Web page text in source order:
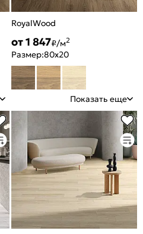
RoyalWood
от 1 847₽/м2
Размер:80x20
Показать еще